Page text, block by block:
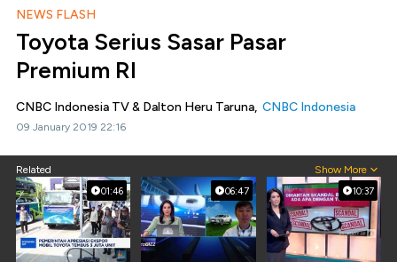
NEWS FLASH
Toyota Serius Sasar Pasar
Premium RI
CNBC Indonesia TV & Dalton Heru Taruna, CNBC Indonesia
09 January 2019 22:16
Related Show More
01:46 06:47 10:37